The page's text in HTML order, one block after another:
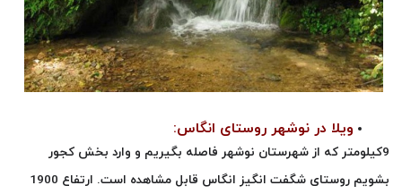
ویلا در نوشهر روستای انگاس:
9کیلومتر که از شهرستان نوشهر فاصله بگیریم و وارد بخش کجور
بشویم روستای شگفت انگیز انگاس قابل مشاهده است. ارتفاع 1900